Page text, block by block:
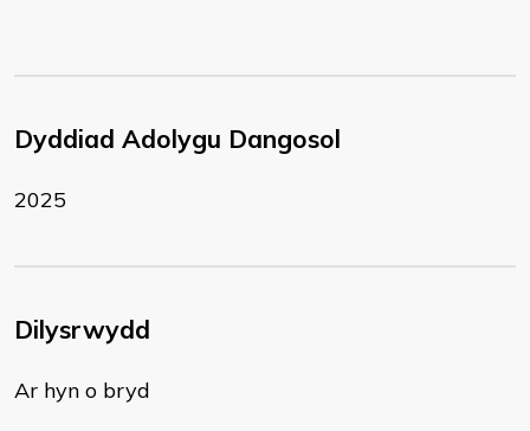
Dyddiad Adolygu Dangosol
2025
Dilysrwydd
Ar hyn o bryd